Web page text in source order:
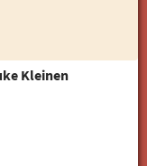
Kleinen